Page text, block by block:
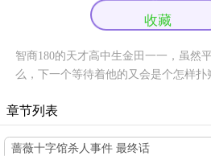
收藏
智商180的天才高中生金田一一，虽然
么，下一个等待着他的又会是个怎样扑
章节列表
蔷薇十字馆杀人事件 最终话